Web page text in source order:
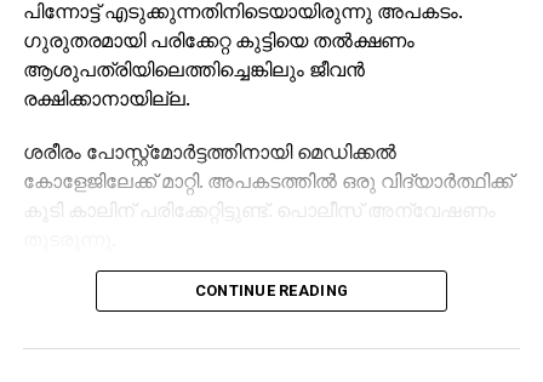
പിന്നോട്ട് എടുക്കുന്നതിനിടെയായിരുന്നു അപകടം.
ഗുരുതരമായി പരിക്കേറ്റ കുട്ടിയെ തല്‍ക്ഷണം
ആശുപത്രിയിലെത്തിച്ചെങ്കിലും ജീവന്‍
രക്ഷിക്കാനായില്ല.
ശരീരം പോസ്റ്റ്മോര്‍ട്ടത്തിനായി മെഡിക്കല്‍
കോളേജിലേക്ക് മാറ്റി. അപകടത്തില്‍ ഒരു വിദ്യാര്‍ത്ഥിക്ക്
കൂടി കാലിന് പരിക്കേറ്റിട്ടുണ്ട്. പൊലീസ് അന്വേഷണം
CONTINUE READING